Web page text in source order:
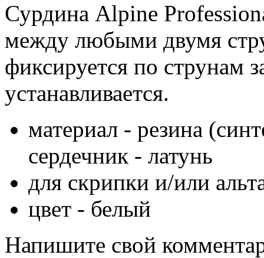
Сурдина Alpine
между любыми двумя
фиксируется по струнам
устанавливается.
материал - резина
сердечник - латунь
для скрипки и/или
цвет - белый
Напишите свой